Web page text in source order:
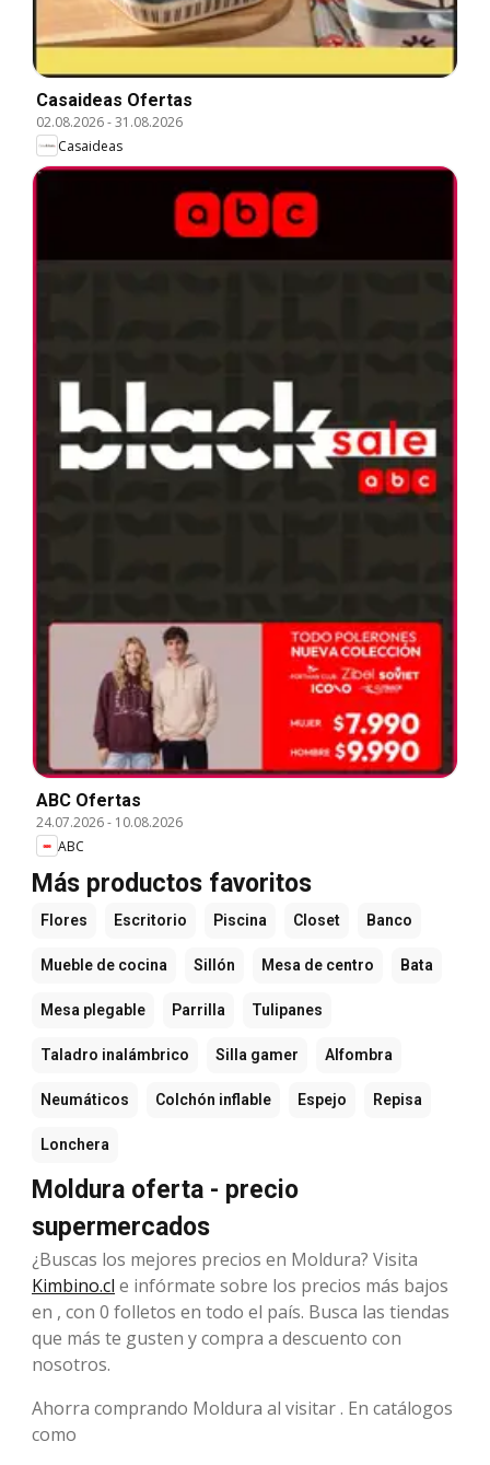
Casaideas Ofertas
02.08.2026-31.08.2026
Casaideas
ABC Ofertas
24.07.2026- 10.08.2026
ABC
Más productos favoritos
Flores Escritorio Piscina Closet Banco
Mueble de cocina Sillón Mesa de centro Bata
Mesa plegable Parrilla Tulipanes
Taladro inalámbrico Silla gamer Alfombra
Neumáticos Colchón inflable Espejo Repisa
Lonchera
Moldura oferta - precio
supermercados
¿Buscas los mejores precios en Moldura? Visita
Kimbino.cl e infórmate sobre los precios más bajos
en , con 0 folletos en todo el país. Busca las tiendas
que más te gusten y compra a descuento con
nosotros.
Ahorra comprando Moldura al visitar . En catálogos
como